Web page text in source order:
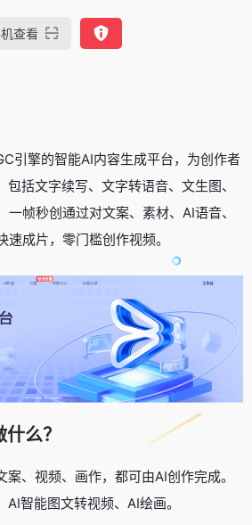
查看
引擎的智能AI内容生成平台，为创作者
括文字续写、文字转语音、文生图、
帧秒创通过对文案、素材、AI语音、
成片，零门槛创作视频。
么？
、视频、画作，都可由AI创作完成。
智能图文转视频、AI绘画。